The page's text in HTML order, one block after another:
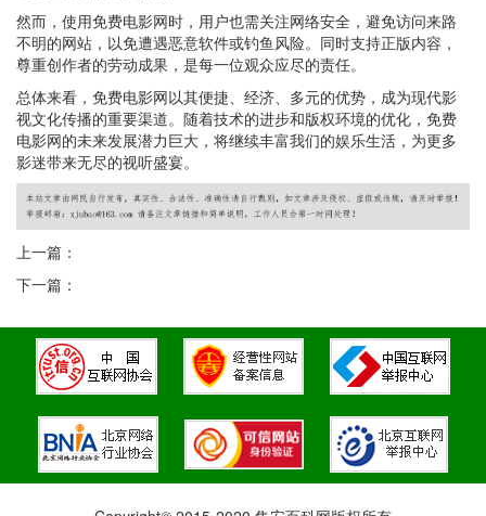
然而，使用免费电影网时，用户也需关注网络安全，避免访问来路
不明的网站，以免遭遇恶意软件或钓鱼风险。同时支持正版内容，
尊重创作者的劳动成果，是每一位观众应尽的责任。
总体来看，免费电影网以其便捷、经济、多元的优势，成为现代影
视文化传播的重要渠道。随着技术的进步和版权环境的优化，免费
电影网的未来发展潜力巨大，将继续丰富我们的娱乐生活，为更多
影迷带来无尽的视听盛宴。
上一篇：
下一篇：